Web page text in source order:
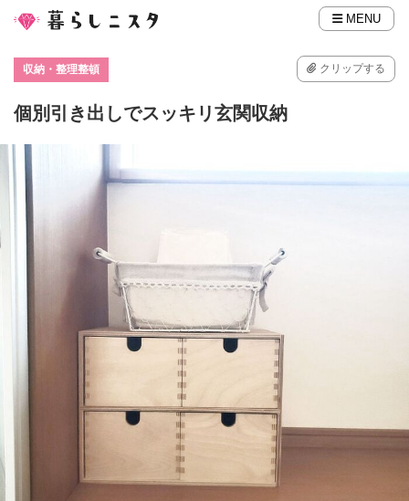
MENU
収納・整理整頓 クリップする
個別引き出しでスッキリ玄関収納